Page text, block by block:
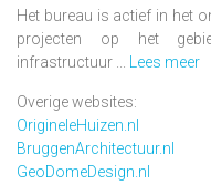
Het bureau is actief in het
projecten op het
infrastructuur ...
Lees meer
Overige websites:
OrigineleHuizen.nl
BruggenArchitectuur.nl
GeoDomeDesign.nl